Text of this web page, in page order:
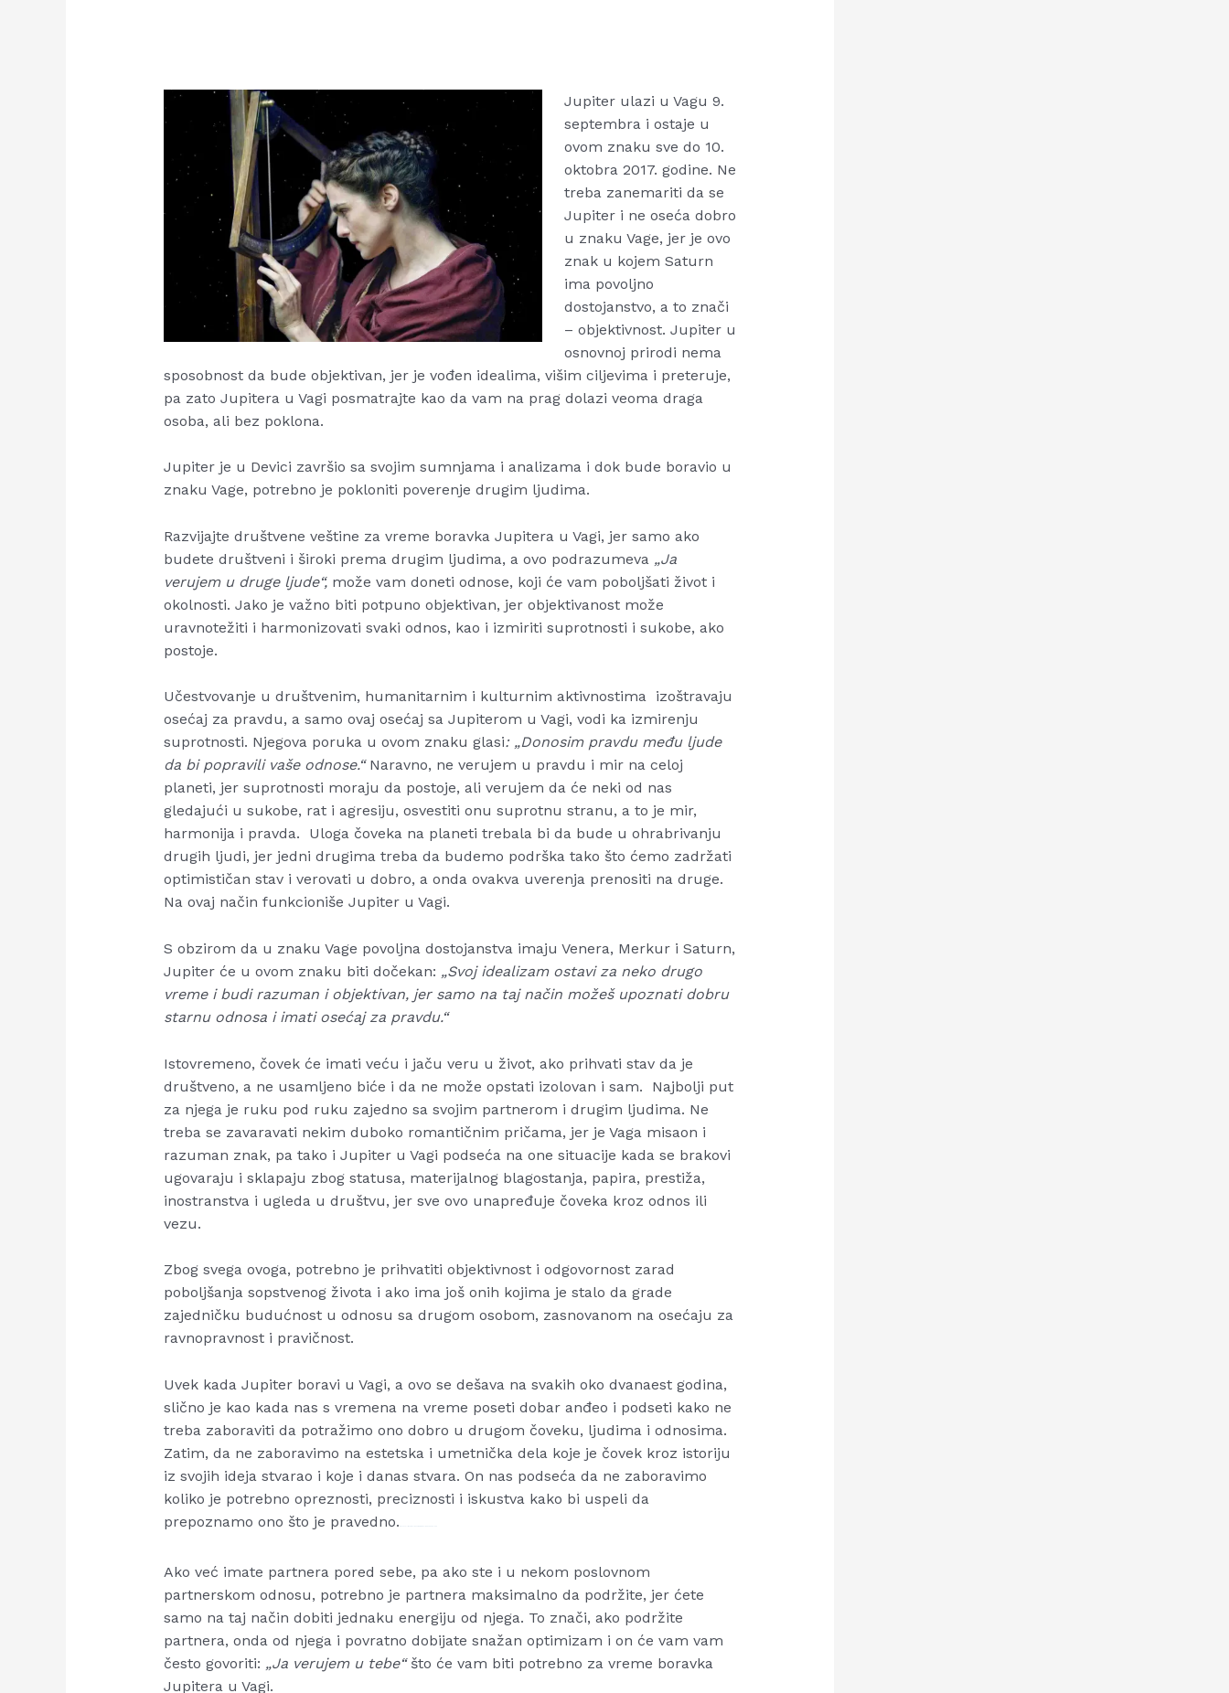
Jupiter ulazi u Vagu 9.
septembra i ostaje u
ovom znaku sve do 10.
oktobra 2017. godine. Ne
treba zanemariti da se
Jupiter i ne oseća dobro
u znaku Vage, jer je ovo
znak u kojem Saturn
ima povoljno
dostojanstvo, a to znači
– objektivnost. Jupiter u
osnovnoj prirodi nema
sposobnost da bude objektivan, jer je vođen idealima, višim ciljevima i preteruje,
pa zato Jupitera u Vagi posmatrajte kao da vam na prag dolazi veoma draga
osoba, ali bez poklona.
Jupiter je u Devici završio sa svojim sumnjama i analizama i dok bude boravio u
znaku Vage, potrebno je pokloniti poverenje drugim ljudima.
Razvijajte društvene veštine za vreme boravka Jupitera u Vagi, jer samo ako
budete društveni i široki prema drugim ljudima, a ovo podrazumeva „Ja
verujem u druge ljude“,može vam doneti odnose, koji će vam poboljšati život i
okolnosti. Jako je važno biti potpuno objektivan, jer objektivanost može
uravnotežiti i harmonizovati svaki odnos, kao i izmiriti suprotnosti i sukobe, ako
postoje.
Učestvovanje u društvenim, humanitarnim i kulturnim aktivnostima izoštravaju
osećaj za pravdu, a samo ovaj osećaj sa Jupiterom u Vagi, vodi ka izmirenju
suprotnosti. Njegova poruka u ovom znaku glasi: „Donosim pravdu među ljude
da bi popravili vaše odnose.“Naravno, ne verujem u pravdu i mir na celoj
planeti, jer suprotnosti moraju da postoje, ali verujem da će neki od nas
gledajući u sukobe, rat i agresiju, osvestiti onu suprotnu stranu, a to je mir,
harmonija i pravda. Uloga čoveka na planeti trebala bi da bude u ohrabrivanju
drugih ljudi, jer jedni drugima treba da budemo podrška tako što ćemo zadržati
optimističan stav i verovati u dobro, a onda ovakva uverenja prenositi na druge.
Na ovaj način funkcioniše Jupiter u Vagi.
S obzirom da u znaku Vage povoljna dostojanstva imaju Venera, Merkur i Saturn,
Jupiter će u ovom znaku biti dočekan: „Svoj idealizam ostavi za neko drugo
vreme i budi razuman i objektivan, jer samo na taj način možeš upoznati dobru
starnu odnosa i imati osećaj za pravdu.“
Istovremeno, čovek će imati veću i jaču veru u život, ako prihvati stav da je
društveno, a ne usamljeno biće i da ne može opstati izolovan i sam. Najbolji put
za njega je ruku pod ruku zajedno sa svojim partnerom i drugim ljudima. Ne
treba se zavaravati nekim duboko romantičnim pričama, jer je Vaga misaon i
razuman znak, pa tako i Jupiter u Vagi podseća na one situacije kada se brakovi
ugovaraju i sklapaju zbog statusa, materijalnog blagostanja, papira, prestiža,
inostranstva i ugleda u društvu, jer sve ovo unapređuje čoveka kroz odnos ili
vezu.
Zbog svega ovoga, potrebno je prihvatiti objektivnost i odgovornost zarad
poboljšanja sopstvenog života i ako ima još onih kojima je stalo da grade
zajedničku budućnost u odnosu sa drugom osobom, zasnovanom na osećaju za
ravnopravnost i pravičnost.
Uvek kada Jupiter boravi u Vagi, a ovo se dešava na svakih oko dvanaest godina,
slično je kao kada nas s vremena na vreme poseti dobar anđeo i podseti kako ne
treba zaboraviti da potražimo ono dobro u drugom čoveku, ljudima i odnosima.
Zatim, da ne zaboravimo na estetska i umetnička dela koje je čovek kroz istoriju
iz svojih ideja stvarao i koje i danas stvara. On nas podseća da ne zaboravimo
koliko je potrebno opreznosti, preciznosti i iskustva kako bi uspeli da
prepoznamo ono što je pravedno.
Ako već imate partnera pored sebe, pa ako ste i u nekom poslovnom
partnerskom odnosu, potrebno je partnera maksimalno da podržite, jer ćete
samo na taj način dobiti jednaku energiju od njega. To znači, ako podržite
partnera, onda od njega i povratno dobijate snažan optimizam i on će vam vam
često govoriti: „Ja verujem u tebe“što će vam biti potrebno za vreme boravka
Jupitera u Vagi.